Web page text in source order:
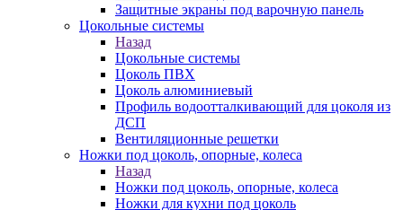
Защитные экраны под варочную панель
Цокольные системы
Назад
Цокольные системы
Цоколь ПВХ
Цоколь алюминиевый
Профиль водоотталкивающий для цоколя из
ДСП
Вентиляционные решетки
Ножки под цоколь, опорные, колеса
Назад
Ножки под цоколь, опорные, колеса
Ножки для кухни под цоколь